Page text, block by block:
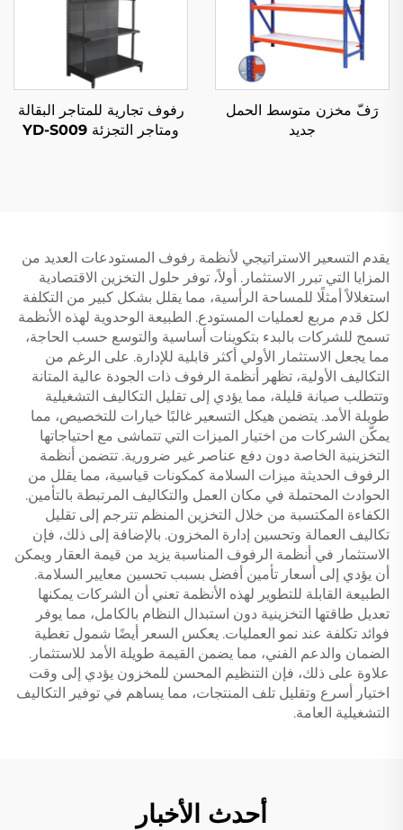
رَفّ مخزن متوسط الحمل
جديد
رفوف تجارية للمتاجر البقالة
ومتاجر التجزئة YD-S009
يقدم التسعير الاستراتيجي لأنظمة رفوف المستودعات العديد من
المزايا التي تبرر الاستثمار. أولاً، توفر حلول التخزين الاقتصادية
استغلالاً أمثلًا للمساحة الرأسية، مما يقلل بشكل كبير من التكلفة
لكل قدم مربع لعمليات المستودع. الطبيعة الوحدوية لهذه الأنظمة
تسمح للشركات بالبدء بتكوينات أساسية والتوسع حسب الحاجة،
مما يجعل الاستثمار الأولي أكثر قابلية للإدارة. على الرغم من
التكاليف الأولية، تظهر أنظمة الرفوف ذات الجودة عالية المتانة
وتتطلب صيانة قليلة، مما يؤدي إلى تقليل التكاليف التشغيلية
طويلة الأمد. يتضمن هيكل التسعير غالبًا خيارات للتخصيص، مما
يمكّن الشركات من اختيار الميزات التي تتماشى مع احتياجاتها
التخزينية الخاصة دون دفع عناصر غير ضرورية. تتضمن أنظمة
الرفوف الحديثة ميزات السلامة كمكونات قياسية، مما يقلل من
الحوادث المحتملة في مكان العمل والتكاليف المرتبطة بالتأمين.
الكفاءة المكتسبة من خلال التخزين المنظم تترجم إلى تقليل
تكاليف العمالة وتحسين إدارة المخزون. بالإضافة إلى ذلك، فإن
الاستثمار في أنظمة الرفوف المناسبة يزيد من قيمة العقار ويمكن
أن يؤدي إلى أسعار تأمين أفضل بسبب تحسين معايير السلامة.
الطبيعة القابلة للتطوير لهذه الأنظمة تعني أن الشركات يمكنها
تعديل طاقتها التخزينية دون استبدال النظام بالكامل، مما يوفر
فوائد تكلفة عند نمو العمليات. يعكس السعر أيضًا شمول تغطية
الضمان والدعم الفني، مما يضمن القيمة طويلة الأمد للاستثمار.
علاوة على ذلك، فإن التنظيم المحسن للمخزون يؤدي إلى وقت
اختيار أسرع وتقليل تلف المنتجات، مما يساهم في توفير التكاليف
التشغيلية العامة.
أحدث الأخبار